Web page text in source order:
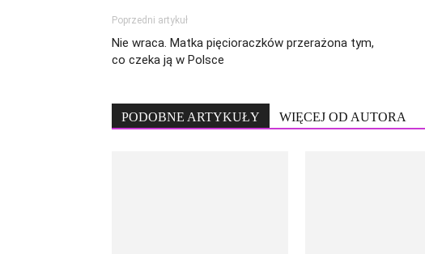
Poprzedni artykuł
Nie wraca. Matka pięcioraczków przerażona tym,
co czeka ją w Polsce
PODOBNE ARTYKUŁY WIĘCEJ OD AUTORA